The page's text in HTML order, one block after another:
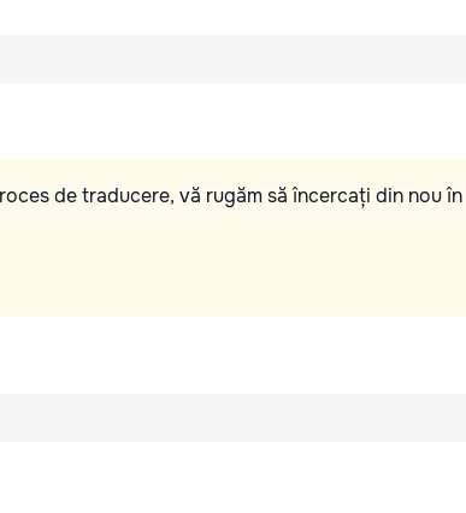
de traducere, vă rugăm să încercați din nou în